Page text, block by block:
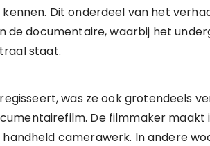
Dit onderdeel van het
de documentaire, waarbij het
staat.
was ze ook grotendeels
De filmmaker
camerawerk. In andere